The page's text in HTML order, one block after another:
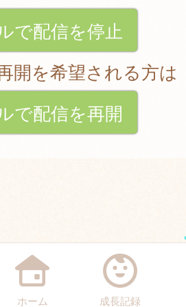
で配信を停止
開を希望される方は
で配信を再開
ホーム 成長記録